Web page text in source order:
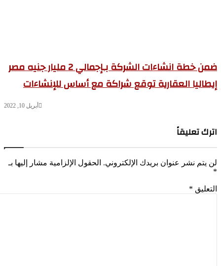
ضمن خطة انشاءات الشركة بـإجمالي 2 مليار جنيه مصر
العقارية توقع شراكة مع أساس للإنشاءات
أبريل 10, 2022
تعليقاً
يتم نشر عنوان بريدك الإلكتروني. الحقول الإلزامية مشار إليها بـ
*